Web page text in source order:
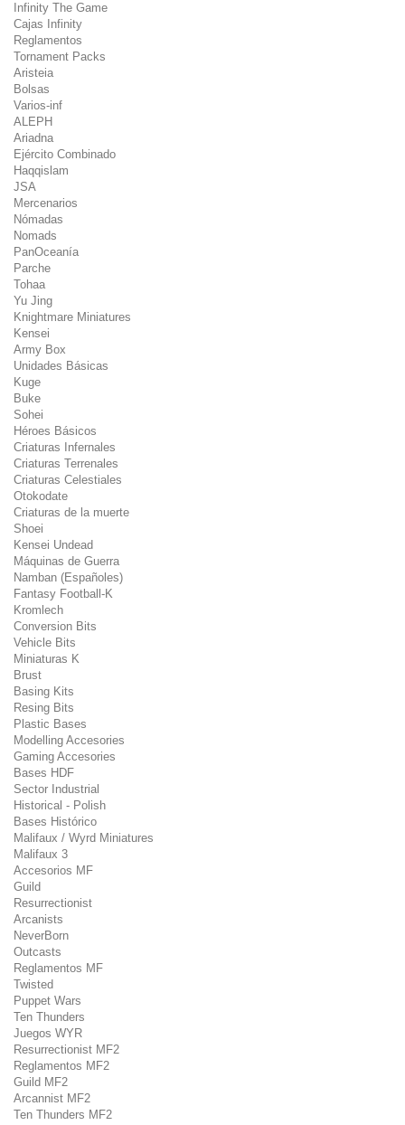
Infinity The Game
Cajas Infinity
Reglamentos
Tornament Packs
Aristeia
Bolsas
Varios-inf
ALEPH
Ariadna
Ejército Combinado
Haqqislam
JSA
Mercenarios
Nómadas
Nomads
PanOceanía
Parche
Tohaa
Yu Jing
Knightmare Miniatures
Kensei
Army Box
Unidades Básicas
Kuge
Buke
Sohei
Héroes Básicos
Criaturas Infernales
Criaturas Terrenales
Criaturas Celestiales
Otokodate
Criaturas de la muerte
Shoei
Kensei Undead
Máquinas de Guerra
Namban (Españoles)
Fantasy Football-K
Kromlech
Conversion Bits
Vehicle Bits
Miniaturas K
Brust
Basing Kits
Resing Bits
Plastic Bases
Modelling Accesories
Gaming Accesories
Bases HDF
Sector Industrial
Historical - Polish
Bases Histórico
Malifaux / Wyrd Miniatures
Malifaux 3
Accesorios MF
Guild
Resurrectionist
Arcanists
NeverBorn
Outcasts
Reglamentos MF
Twisted
Puppet Wars
Ten Thunders
Juegos WYR
Resurrectionist MF2
Reglamentos MF2
Guild MF2
Arcannist MF2
Ten Thunders MF2